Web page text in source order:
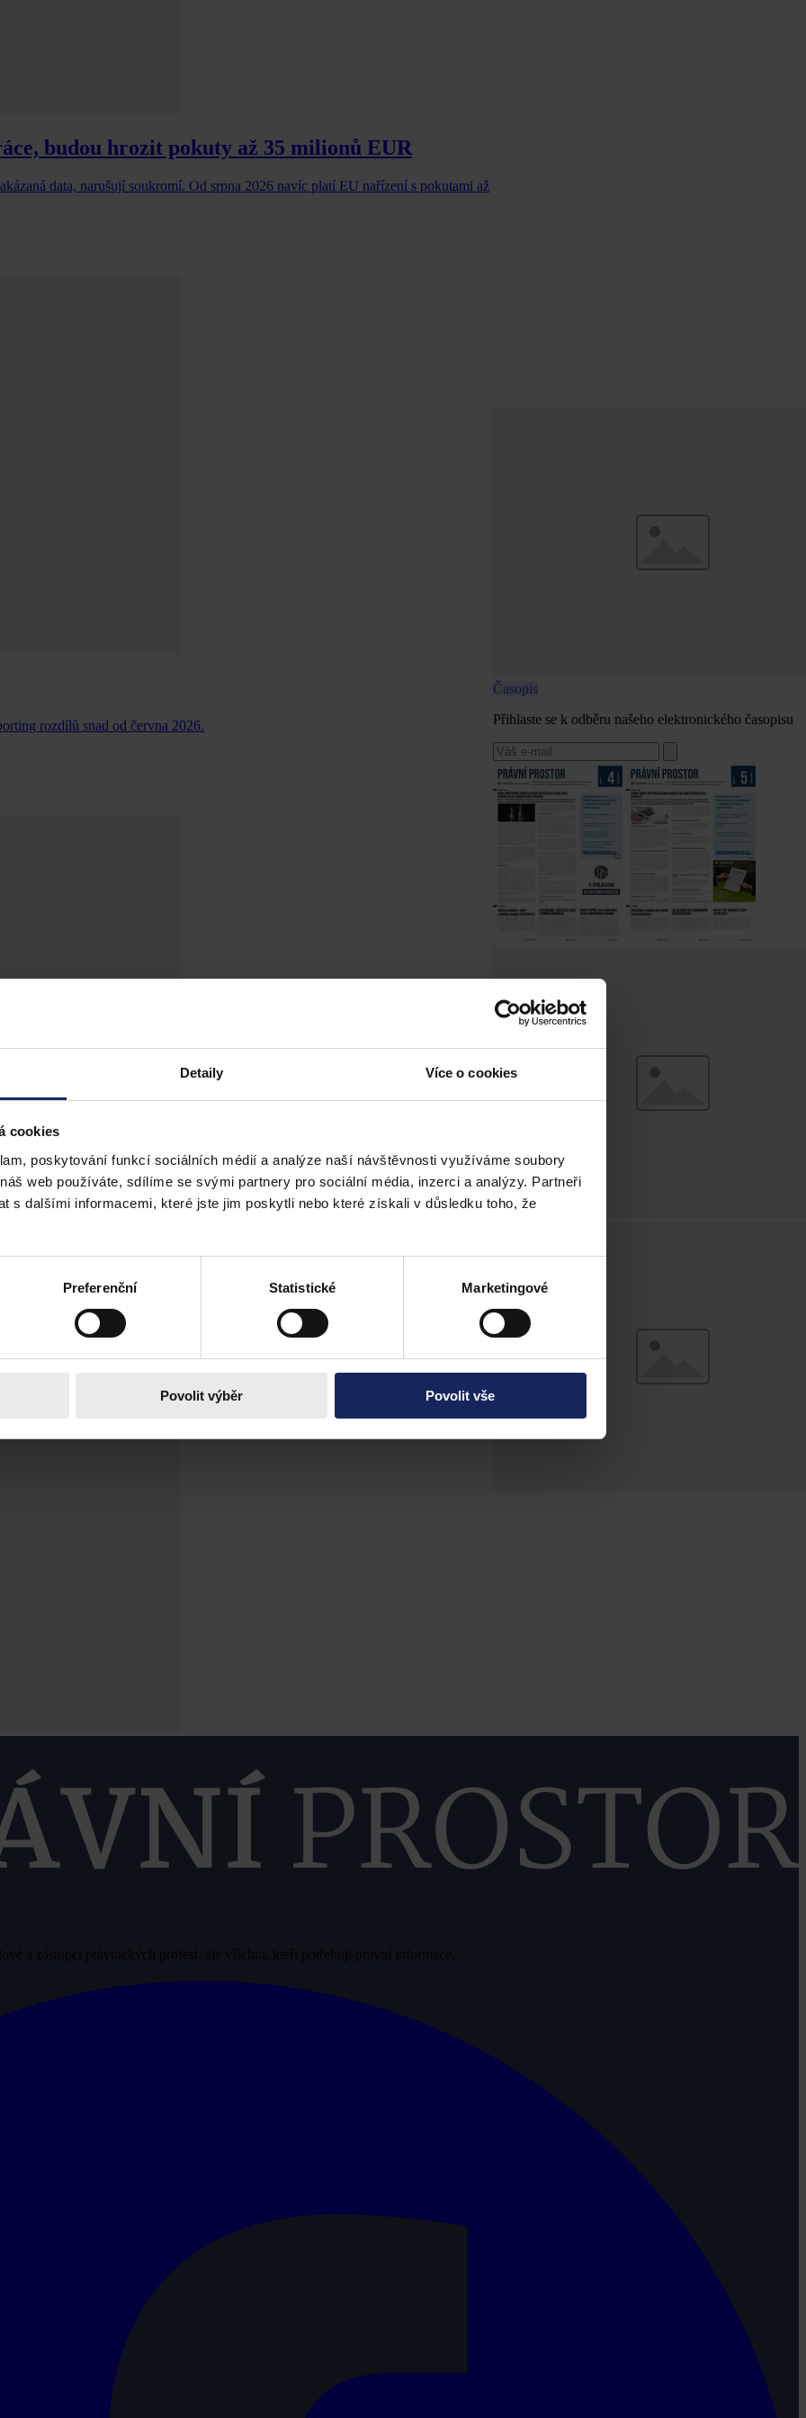
Detaily Více o cookies
cookies
poskytování funkcí sociálních médií a analýze naší návštěvnosti využíváme soubory
web používáte, sdílíme se svými partnery pro sociální média, inzerci a analýzy. Partneři
s dalšími informacemi, které jste jim poskytli nebo které získali v důsledku toho, že
Preferenční Statistické Marketingové
Povolit výběr Povolit vše
budou hrozit pokuty až 35 milionů EUR
data, narušují soukromí. Od srpna 2026 navíc platí EU nařízení s pokutami až
rozdílů snad od června 2026.
zákoníku práce
výdělku, který se projeví zejména u výpočtu náhrad mzdy a platu. Na co se
Časopis
Přihlaste se k odběru našeho elektronického časopisu